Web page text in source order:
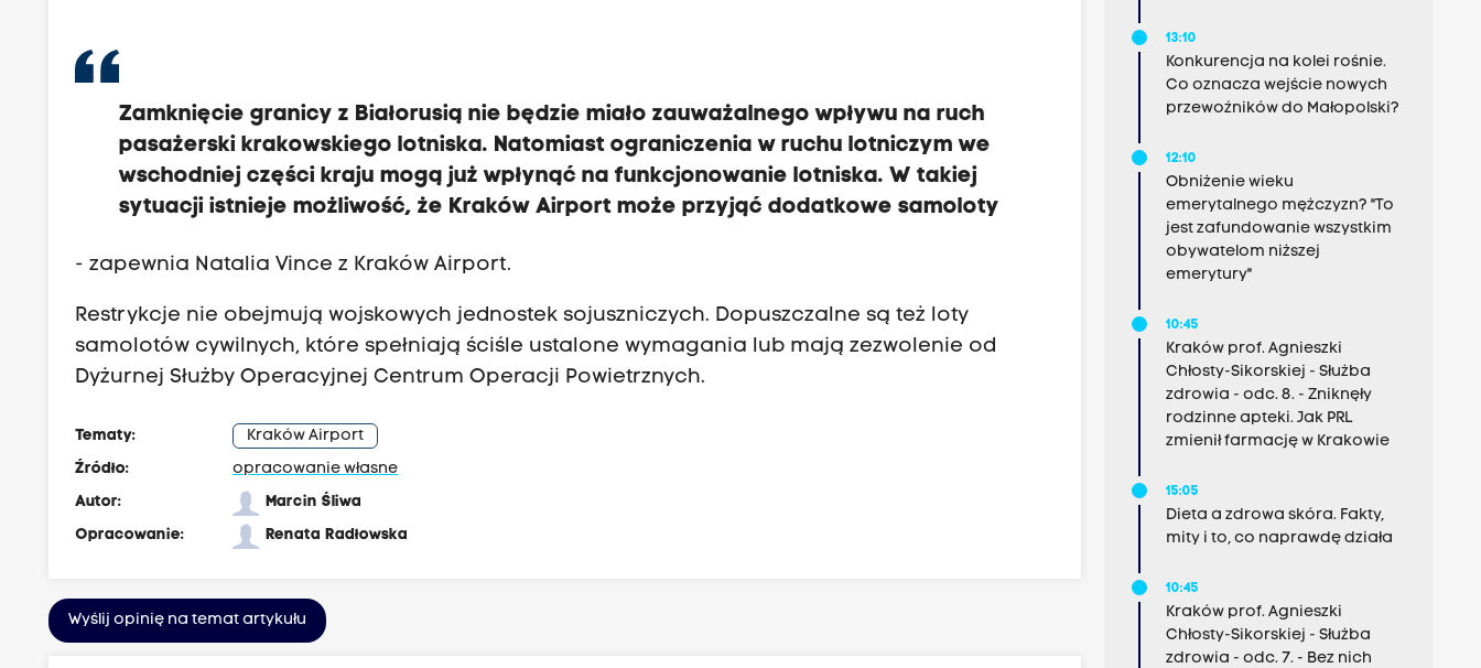
Zamknięcie granicy z Białorusią nie będzie miało zauważalnego wpływu na ruch
pasażerski krakowskiego lotniska. Natomiast ograniczenia w ruchu lotniczym we
wschodniej części kraju mogą już wpłynąć na funkcjonowanie lotniska. W takiej
sytuacji istnieje możliwość, że Kraków Airport może przyjąć dodatkowe samoloty
- zapewnia Natalia Vince z Kraków Airport.
Restrykcje nie obejmują wojskowych jednostek sojuszniczych. Dopuszczalne są też loty
samolotów cywilnych, które spełniają ściśle ustalone wymagania lub mają zezwolenie od
Dyżurnej Służby Operacyjnej Centrum Operacji Powietrznych.
Tematy:
Kraków Airport
Źródło:
opracowanie własne
Autor:
Marcin Śliwa
Opracowanie:
Renata Radłowska
Wyślij opinię na temat artykułu
13:10
Konkurencja na kolei rośnie.
Co oznacza wejście nowych
przewoźników do Małopolski?
12:10
Obniżenie wieku
emerytalnego mężczyzn? "To
jest zafundowanie wszystkim
obywatelom niższej
emerytury"
10:45
Kraków prof. Agnieszki
Chłosty-Sikorskiej - Służba
zdrowia - odc. 8. - Zniknęły
rodzinne apteki. Jak PRL
zmienił farmację w Krakowie
15:05
Dieta a zdrowa skóra. Fakty,
mity i to, co naprawdę działa
10:45
Kraków prof. Agnieszki
Chłosty-Sikorskiej - Służba
zdrowia - odc. 7. - Bez nich